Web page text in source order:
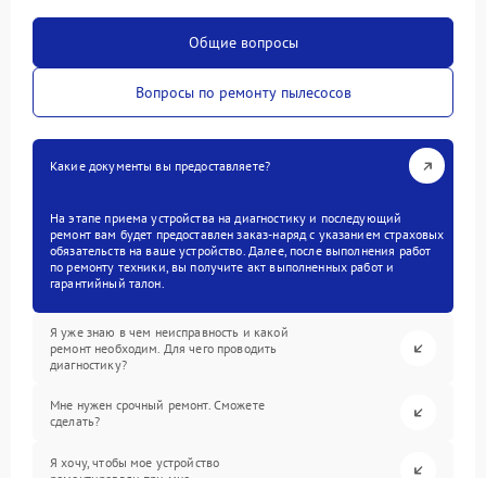
Общие вопросы
Вопросы по ремонту пылесосов
Какие документы вы предоставляете?
На этапе приема устройства на диагностику и последующий
ремонт вам будет предоставлен заказ-наряд с указанием страховых
обязательств на ваше устройство. Далее, после выполнения работ
по ремонту техники, вы получите акт выполненных работ и
гарантийный талон.
Я уже знаю в чем неисправность и какой
ремонт необходим. Для чего проводить
диагностику?
Мне нужен срочный ремонт. Сможете
сделать?
Я хочу, чтобы мое устройство